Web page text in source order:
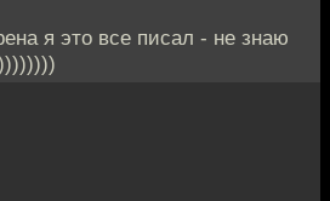
я это все писал - не знаю